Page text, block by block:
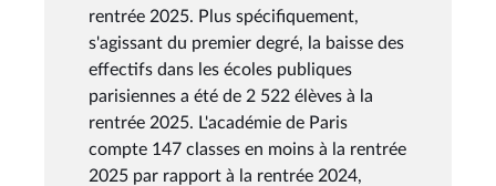
rentrée 2025. Plus spécifiquement,
s'agissant du premier degré, la baisse des
effectifs dans les écoles publiques
parisiennes a été de 2 522 élèves à la
rentrée 2025. L'académie de Paris
compte 147 classes en moins à la rentrée
2025 par rapport à la rentrée 2024,